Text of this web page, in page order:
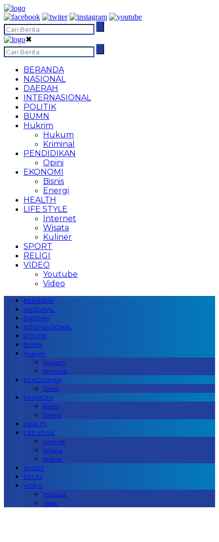
✖
BERANDA
NASIONAL
DAERAH
INTERNASIONAL
POLITIK
BUMN
Hukrim
Hukum
Kriminal
PENDIDIKAN
Opini
EKONOMI
Bisnis
Energi
HEALTH
LIFE STYLE
Internet
Wisata
Kuliner
SPORT
RELIGI
VIDEO
Youtube
Video
BERANDA
NASIONAL
DAERAH
INTERNASIONAL
POLITIK
BUMN
Hukrim
Hukum
Kriminal
PENDIDIKAN
Opini
EKONOMI
Bisnis
Energi
HEALTH
LIFE STYLE
Internet
Wisata
Kuliner
SPORT
RELIGI
VIDEO
Youtube
Video